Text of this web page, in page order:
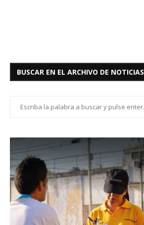
BUSCAR EN EL ARCHIVO DE NOTICIAS